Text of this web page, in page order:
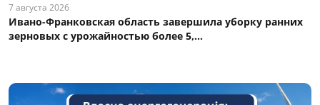
7 августа 2026
Ивано-Франковская область завершила уборку ранних
зерновых с урожайностью более 5,...